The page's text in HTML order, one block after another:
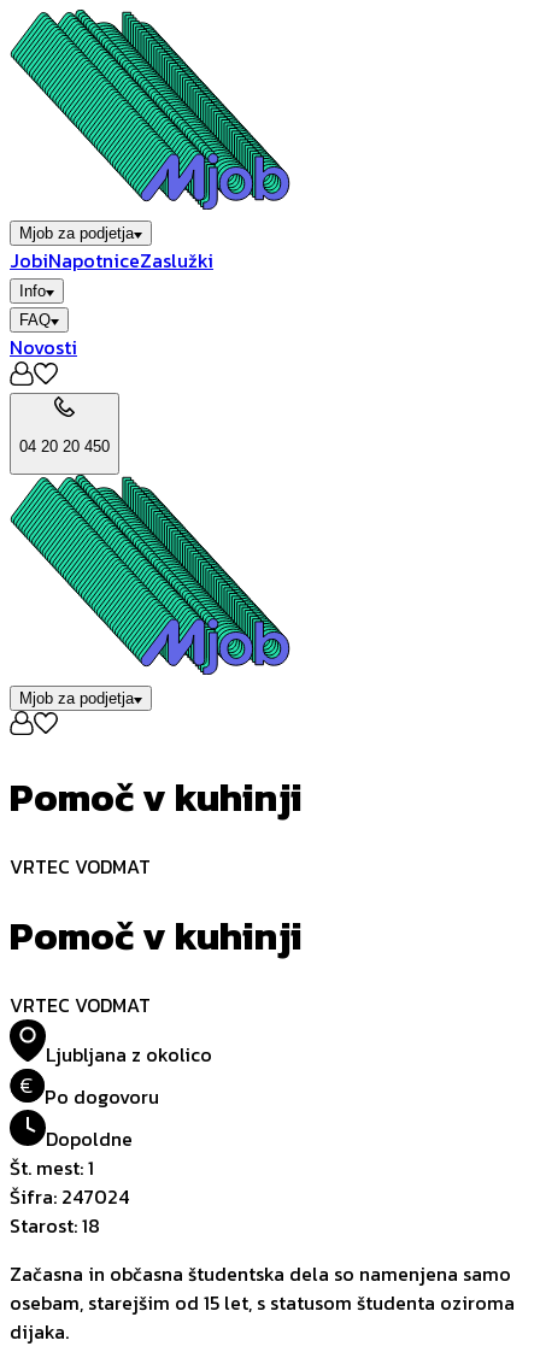
Mjob za podjetja
JobiNapotniceZaslužki
Info
FAQ
Novosti
04 20 20 450
Mjob za podjetja
Pomoč v kuhinji
VRTEC VODMAT
Pomoč v kuhinji
VRTEC VODMAT
Ljubljana z okolico
€ Po dogovoru
Dopoldne
Št. mest:1
Šifra: 247024
Starost:18
Začasna in občasna študentska dela so namenjena samo
osebam, starejšim od 15 let, s statusom študenta oziroma
dijaka.